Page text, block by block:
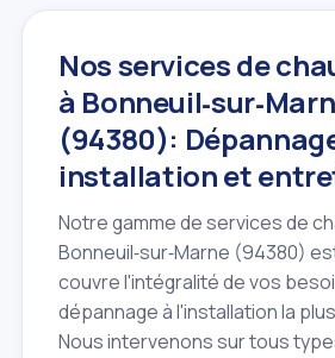
Nos services de
à
(94380):
installation et
Notre gamme de services de
Bonneuil‑sur‑Marne (94380)
couvre l'intégralité de vos
dépannage à l'installation la
Nous intervenons sur tous